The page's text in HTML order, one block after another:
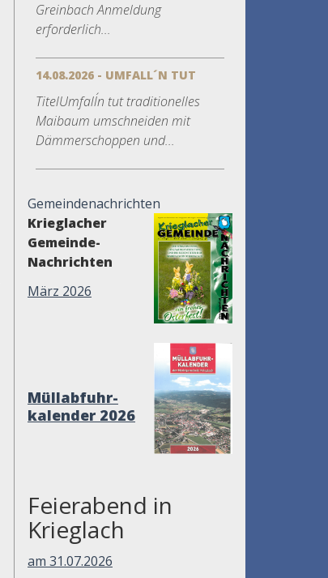
Greinbach Anmeldung
erforderlich...
14.08.2026 - UMFALL´N TUT
TitelUmfall´n tut traditionelles
Maibaum umschneiden mit
Dämmerschoppen und...
Gemeindenachrichten
Krieglacher
Gemeinde-
Nachrichten
März 2026
Müllabfuhr-
kalender 2026
Feierabend in
Krieglach
am 31.07.2026